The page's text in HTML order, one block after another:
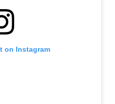
on Instagram